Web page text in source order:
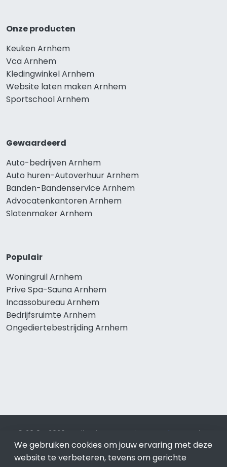
Onze producten
Keuken Arnhem
Vca Arnhem
Kledingwinkel Arnhem
Website laten maken Arnhem
Sportschool Arnhem
Gewaardeerd
Auto-bedrijven Arnhem
Auto huren-Autoverhuur Arnhem
Banden-Bandenservice Arnhem
Advocatenkantoren Arnhem
Slotenmaker Arnhem
Populair
Woningruil Arnhem
Prive Spa-Sauna Arnhem
Incassobureau Arnhem
Bedrijfsruimte Arnhem
Ongediertebestrijding Arnhem
© 2019 - 2026 Realisatie en SEO door SEO-bureau
Lion
Internet. Betaal alleen voor bewezen resultaten?SEO
optimalisatie No Cure No Pay.Arnhemis onderdeel van Lion
We gebruiken cookies om jouw ervaring met deze
website te verbeteren, tevens om gerichte